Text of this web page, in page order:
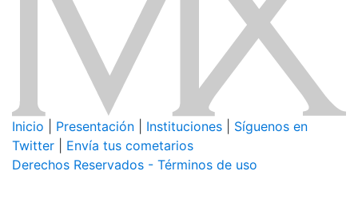
Inicio Presentación Instituciones
Síguenos en
Twitter
Envía tus cometarios
Derechos Reservados - Términos de uso